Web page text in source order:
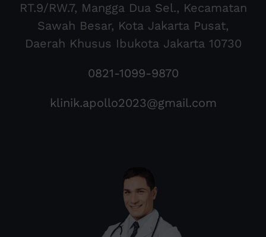
RT.9/RW.7, Mangga Dua Sel., Kecamatan
Sawah Besar, Kota Jakarta Pusat,
Daerah Khusus Ibukota Jakarta 10730
0821-1099-9870
klinik.apollo2023@gmail.com